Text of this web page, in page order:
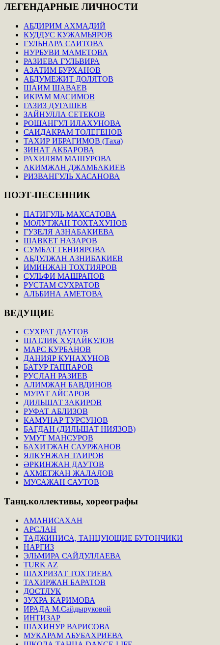
ЛЕГЕНДАРНЫЕ ЛИЧНОСТИ
АБДИРИМ АХМАДИЙ
КУДДУС КУЖАМЬЯРОВ
ГУЛЬНАРА САИТОВА
НУРБУВИ МАМЕТОВА
РАЗИЕВА ГУЛЬВИРА
АЗАТИМ БУРХАНОВ
АБДУМЕЖИТ ДОЛЯТОВ
ШАИМ ШАВАЕВ
ИКРАМ МАСИМОВ
ГАЗИЗ ДУГАШЕВ
ЗАЙНУЛЛА СЕТЕКОВ
РОШАНГУЛ ИЛАХУНОВА
САИДАКРАМ ТОЛЕГЕНОВ
ТАХИР ИБРАГИМОВ (Таха)
ЗИНАТ АКБАРОВА
РАХИЛЯМ МАШУРОВА
АКИМЖАН ДЖАМБАКИЕВ
РИЗВАНГУЛЬ ХАСАНОВА
ПОЭТ-ПЕСЕННИК
ПАТИГУЛЬ МАХСАТОВА
МОЛУТЖАН ТОХТАХУНОВ
ГУЗЕЛЯ АЗНАБАКИЕВА
ШАВКЕТ НАЗАРОВ
СУМБАТ ГЕНИЯРОВА
АБДУЛЖАН АЗНИБАКИЕВ
ИМИНЖАН ТОХТИЯРОВ
СУЛЬФИ МАШРАПОВ
РУСТАМ СУХРАТОВ
АЛЬБИНА АМЕТОВА
ВЕДУЩИЕ
СУХРАТ ДАУТОВ
ШАТЛИК ХУДАЙКУЛОВ
МАРС КУРБАНОВ
ДАНИЯР КУНАХУНОВ
БАТУР ГАППАРОВ
РУСЛАН РАЗИЕВ
АЛИМЖАН БАВДИНОВ
МУРАТ АЙСАРОВ
ДИЛЬШАТ ЗАКИРОВ
РУФАТ АБЛИЗОВ
КАМУНАР ТУРСУНОВ
БАГДАН (ДИЛЬШАТ НИЯЗОВ)
УМУТ МАНСУРОВ
БАХИТЖАН САУРЖАНОВ
ЯЛКУНЖАН ТАИРОВ
ӘРКИНЖАН ДАУТОВ
АХМЕТЖАН ЖАЛАЛОВ
МУСАЖАН САУТОВ
Танц.коллективы, хореографы
АМАНИСАХАН
АРСЛАН
ТАДЖИНИСА, ТАНЦУЮЩИЕ БУТОНЧИКИ
НАРГИЗ
ЭЛЬМИРА САЙДУЛЛАЕВА
TURK AZ
ШАХРИЗАТ ТОХТИЕВА
ТАХИРЖАН БАРАТОВ
ДОСТЛУК
ЗУХРА КАРИМОВА
ИРАДА М.Сайдыруковой
ИНТИЗАР
ШАХИНУР ВАРИСОВА
МУКАРАМ АБУБАХРИЕВА